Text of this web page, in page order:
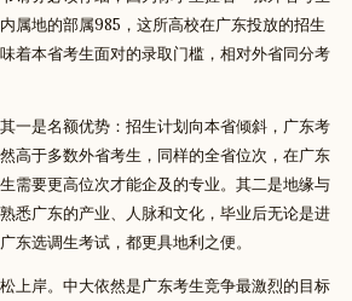
属地的部属985，这所高校在广东投放的招生
着本省考生面对的录取门槛，相对外省同分考
一是名额优势：招生计划向本省倾斜，广东考
高于多数外省考生，同样的全省位次，在广东
需要更高位次才能企及的专业。其二是地缘与
悉广东的产业、人脉和文化，毕业后无论是进
东选调生考试，都更具地利之便。
上岸。中大依然是广东考生竞争最激烈的目标